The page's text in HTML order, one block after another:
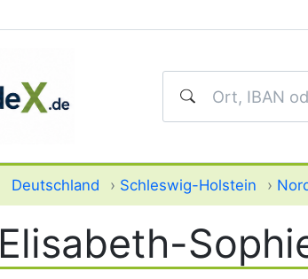
Deutschland › Schleswig-Holstein ›
Elisabeth-